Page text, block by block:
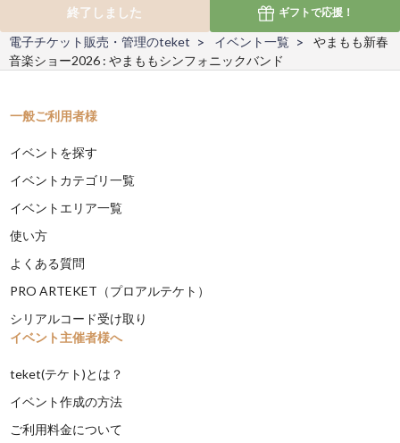
終了しました
ギフトで応援！
電子チケット販売・管理のteket イベント一覧
やまもも新春
音楽ショー2026 : やまももシンフォニックバンド
一般ご利用者様
イベントを探す
イベントカテゴリ一覧
イベントエリア一覧
使い方
よくある質問
PRO ARTEKET（プロアルテケト）
シリアルコード受け取り
イベント主催者様へ
teket(テケト)とは？
イベント作成の方法
ご利用料金について